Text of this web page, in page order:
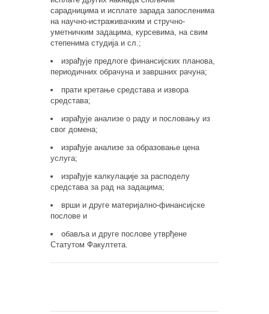
сарадницима и исплате зарада запосленима
на научно-истраживачким и стручно-
уметничким задацима, курсевима, на свим
степенима студија и сл.;
израђује предлоге финансијских планова,
периодичних обрачуна и завршних рачуна;
прати кретање средстава и извора
средстава;
израђује анализе о раду и пословању из
свог домена;
израђује анализе за образовање цена
услуга;
израђује калкулације за расподелу
средстава за рад на задацима;
врши и друге материјално-финансијске
послове и
обавља и друге послове утврђене
Статутом Факултета.